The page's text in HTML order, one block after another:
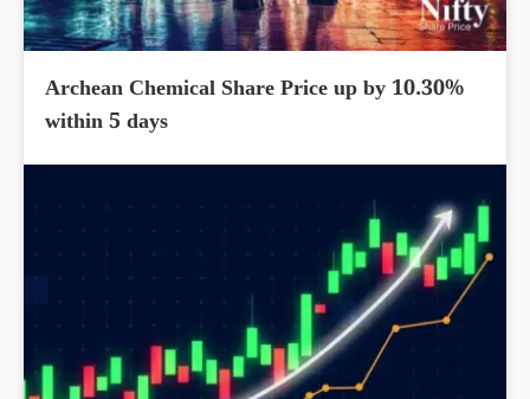
Archean Chemical Share Price up by 10.30%
within 5 days